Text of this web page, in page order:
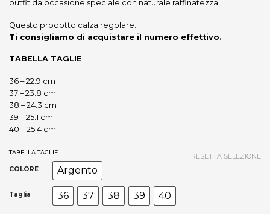
outfit da occasione speciale con naturale raffinatezza.
Questo prodotto calza regolare.
Ti consigliamo di acquistare il numero effettivo.
TABELLA TAGLIE
36 – 22.9 cm
37 – 23.8 cm
38 – 24.3 cm
39 – 25.1 cm
40 – 25.4 cm
TABELLA TAGLIE
COLORE Argento
Taglia 36 37 38 39 40
RESETTA SELEZIONE